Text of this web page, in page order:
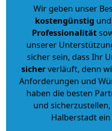
Wir geben unser
kostengünstig
Professionalität
unserer
sicher sein, dass Ihr
sicherverläuft, denn
Anforderungen und
haben die besten
und
Halberstadt